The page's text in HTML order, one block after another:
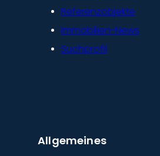
Referenzobjekte
Immobilien-News
Suchprofil
Allgemeines